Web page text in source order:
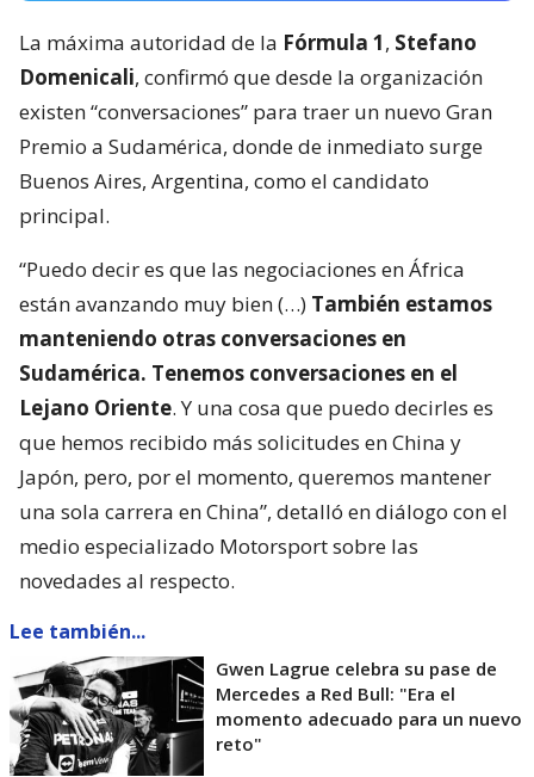
La máxima autoridad de la Fórmula 1, Stefano
Domenicali, confirmó que desde la organización
existen “conversaciones” para traer un nuevo Gran
Premio a Sudamérica, donde de inmediato surge
Buenos Aires, Argentina, como el candidato
principal.
“Puedo decir es que las negociaciones en África
están avanzando muy bien (…) También estamos
manteniendo otras conversaciones en
Sudamérica. Tenemos conversaciones en el
Lejano Oriente. Y una cosa que puedo decirles es
que hemos recibido más solicitudes en China y
Japón, pero, por el momento, queremos mantener
una sola carrera en China”, detalló en diálogo con el
medio especializado Motorsport sobre las
novedades al respecto.
Lee también...
Gwen Lagrue celebra su pase de
Mercedes a Red Bull: "Era el
momento adecuado para un nuevo
reto"